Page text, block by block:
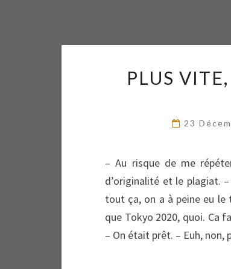
PLUS
23
– Au risque de me
d’originalité et le plagiat.
tout ça, on a à peine eu le
que Tokyo 2020, quoi. Ca
– On était prêt. – Euh,